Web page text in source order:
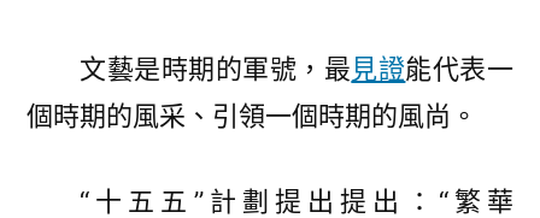
何
更
文藝是時期的軍號，最見證能代表一
個時期的風采、引領一個時期的風尚。
“十五五”計劃提出提出：“繁華